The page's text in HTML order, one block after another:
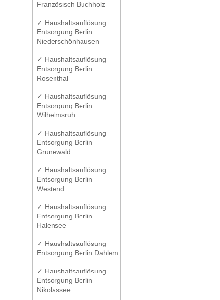
Französisch Buchholz
✓ Haushaltsauflösung
Entsorgung Berlin
Niederschönhausen
✓ Haushaltsauflösung
Entsorgung Berlin
Rosenthal
✓ Haushaltsauflösung
Entsorgung Berlin
Wilhelmsruh
✓ Haushaltsauflösung
Entsorgung Berlin
Grunewald
✓ Haushaltsauflösung
Entsorgung Berlin
Westend
✓ Haushaltsauflösung
Entsorgung Berlin
Halensee
✓ Haushaltsauflösung
Entsorgung Berlin Dahlem
✓ Haushaltsauflösung
Entsorgung Berlin
Nikolassee